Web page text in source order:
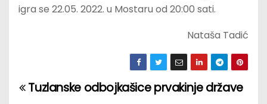
igra se 22.05. 2022. u Mostaru od 20:00 sati.
Nataša Tadić
PTuzlanske odbojkašice prvakinje države